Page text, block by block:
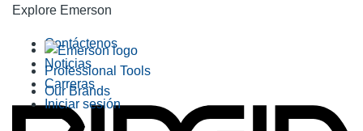
Explore Emerson
Professional Tools
Our Brands
Contáctenos
Noticias
Carreras
Iniciar sesión